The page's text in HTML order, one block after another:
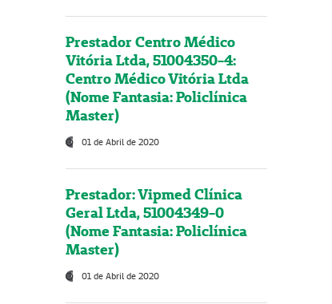
Prestador Centro Médico
Vitória Ltda, 51004350-4:
Centro Médico Vitória Ltda
(Nome Fantasia: Policlínica
Master)
01 de Abril de 2020
Prestador: Vipmed Clínica
Geral Ltda, 51004349-0
(Nome Fantasia: Policlínica
Master)
01 de Abril de 2020